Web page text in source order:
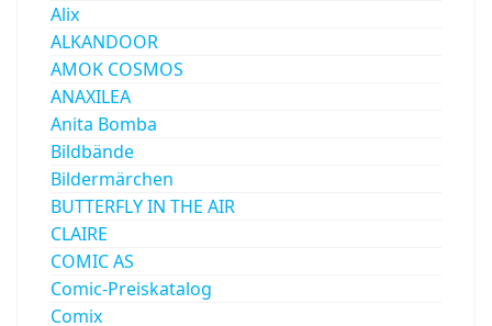
Alix
ALKANDOOR
AMOK COSMOS
ANAXILEA
Anita Bomba
Bildbände
Bildermärchen
BUTTERFLY IN THE AIR
CLAIRE
COMIC AS
Comic-Preiskatalog
Comix